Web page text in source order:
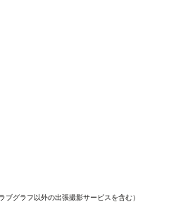
グラフ以外の出張撮影サービスを含む）